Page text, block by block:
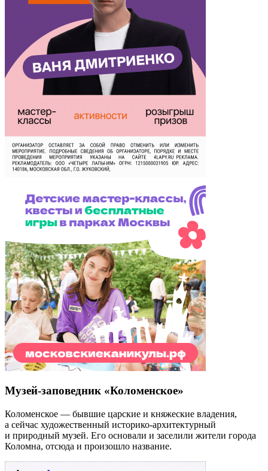
Музей-заповедник «Коломенское»
Коломенское — бывшие царские и княжеские владения,
а сейчас художественный историко-архитектурный
и природный музей. Его основали и заселили жители города
Коломна, отсюда и произошло название.